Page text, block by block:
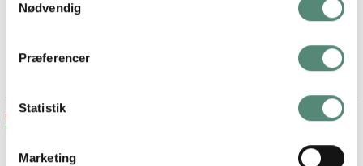
Nødvendig
Præferencer
Statistik
Marketing